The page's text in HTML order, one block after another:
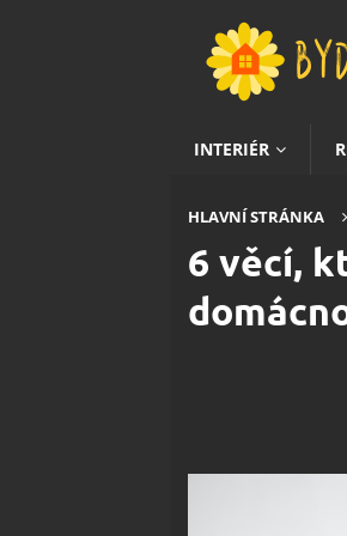
INTERIÉR
HLAVNÍ STRÁNKA
6 věcí,